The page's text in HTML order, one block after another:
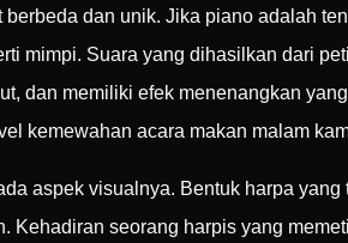
dan unik. Jika piano adalah
mimpi. Suara yang dihasilkan dari
dan memiliki efek menenangkan
kemewahan acara makan malam
aspek visualnya. Bentuk harpa
seorang harpis yang